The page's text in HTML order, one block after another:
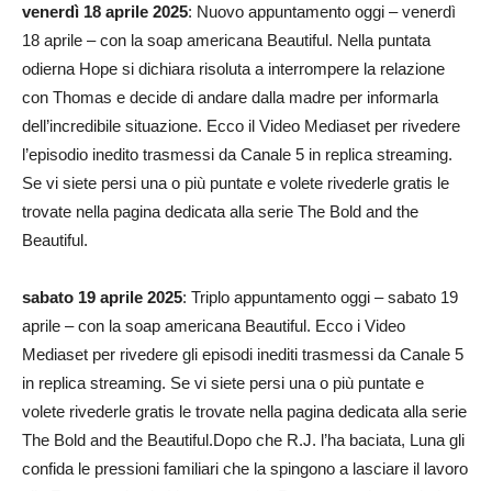
venerdì 18 aprile 2025: Nuovo appuntamento oggi – venerdì
18 aprile – con la soap americana Beautiful. Nella puntata
odierna Hope si dichiara risoluta a interrompere la relazione
con Thomas e decide di andare dalla madre per informarla
dell’incredibile situazione. Ecco il Video Mediaset per rivedere
l’episodio inedito trasmessi da Canale 5 in replica streaming.
Se vi siete persi una o più puntate e volete rivederle gratis le
trovate nella pagina dedicata alla serie The Bold and the
Beautiful.
sabato 19 aprile 2025: Triplo appuntamento oggi – sabato 19
aprile – con la soap americana Beautiful. Ecco i Video
Mediaset per rivedere gli episodi inediti trasmessi da Canale 5
in replica streaming. Se vi siete persi una o più puntate e
volete rivederle gratis le trovate nella pagina dedicata alla serie
The Bold and the Beautiful.Dopo che R.J. l’ha baciata, Luna gli
confida le pressioni familiari che la spingono a lasciare il lavoro